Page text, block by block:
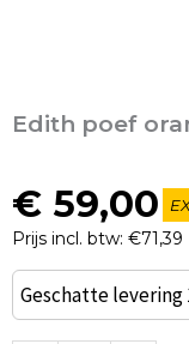
Edith poef
€ 59,00
Prijs incl. btw: €71,39
Geschatte levering
Edith
poef